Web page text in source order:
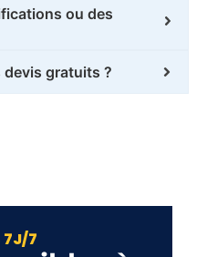
ou des
gratuits ?
7J/7